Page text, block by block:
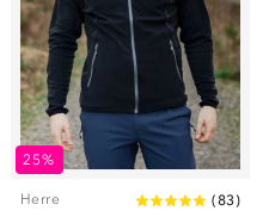
25%
Herre (83)